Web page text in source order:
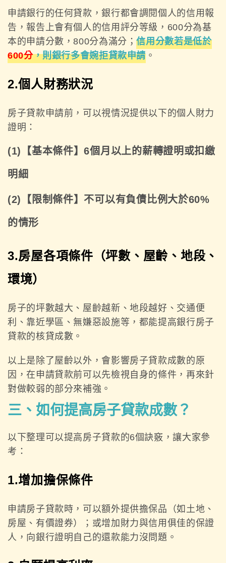
申請銀行的任何貸款，銀行都會調閱個人的信用報
告，報告上會有個人的信用評分等級，600分為基
本的申請分數，800分為滿分；信用分數若是低於
600分，則銀行多會婉拒貸款申請 。
2.個人財務狀況
房子貸款申請前，可以視情況提供以下的個人財力
證明：
(1)【基本條件】6個月以上的薪轉證明或扣繳
明細
(2)【限制條件】不可以有負債比例大於60%
的情形
3.房屋各項條件（坪數、屋齡、地段、
環境）
房子的坪數越大、屋齡越新、地段越好、交通便
利、靠近學區、無嫌惡設施等，都能提高銀行房子
貸款的核貸成數。
以上是除了屋齡以外，會影響房子貸款成數的原
因，在申請貸款前可以先檢視自身的條件，再來針
對做較弱的部分來補強。
三、如何提高房子貸款成數？
以下整理可以提高房子貸款的6個訣竅，讓大家參
考：
1.增加擔保條件
申請房子貸款時，可以額外提供擔保品（如土地、
房屋、有價證券）；或增加財力與信用俱佳的保證
人，向銀行證明自己的還款能力沒問題。